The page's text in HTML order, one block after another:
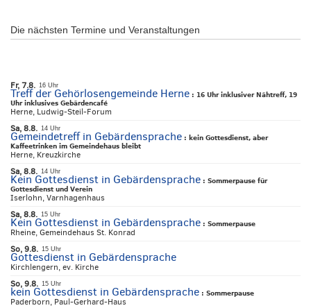
Die nächsten Termine und Veranstaltungen
Fr, 7.8. 16 Uhr
Treff der Gehörlosengemeinde Herne : 16 Uhr inklusiver Nähtreff, 19
Uhr inklusives Gebärdencafé
Herne, Ludwig-Steil-Forum
Sa, 8.8. 14 Uhr
Gemeindetreff in Gebärdensprache : kein Gottesdienst, aber
Kaffeetrinken im Gemeindehaus bleibt
Herne, Kreuzkirche
Sa, 8.8. 14 Uhr
Kein Gottesdienst in Gebärdensprache : Sommerpause für
Gottesdienst und Verein
Iserlohn, Varnhagenhaus
Sa, 8.8. 15 Uhr
Kein Gottesdienst in Gebärdensprache : Sommerpause
Rheine, Gemeindehaus St. Konrad
So, 9.8. 15 Uhr
Gottesdienst in Gebärdensprache
Kirchlengern, ev. Kirche
So, 9.8. 15 Uhr
kein Gottesdienst in Gebärdensprache : Sommerpause
Paderborn, Paul-Gerhard-Haus